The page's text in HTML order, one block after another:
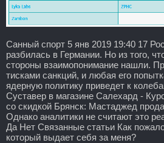
Санный спорт 5 янв 2019 19:40 17
разбилась в Германии. Но из того,
стороны взаимопонимание нашли.
тисками санкций, и любая его
ядерную политику приведет к
Суставер в магазине Салехард -
со скидкой Брянск: Мастаджед
Однако аналитики не считают это
Да Нет Связанные статьи Как
который выдает себя за меня?